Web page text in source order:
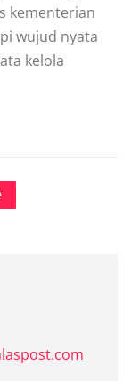
kementerian
wujud nyata
kelola